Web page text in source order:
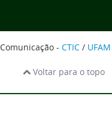
- CTIC / UFAM
Voltar para o topo